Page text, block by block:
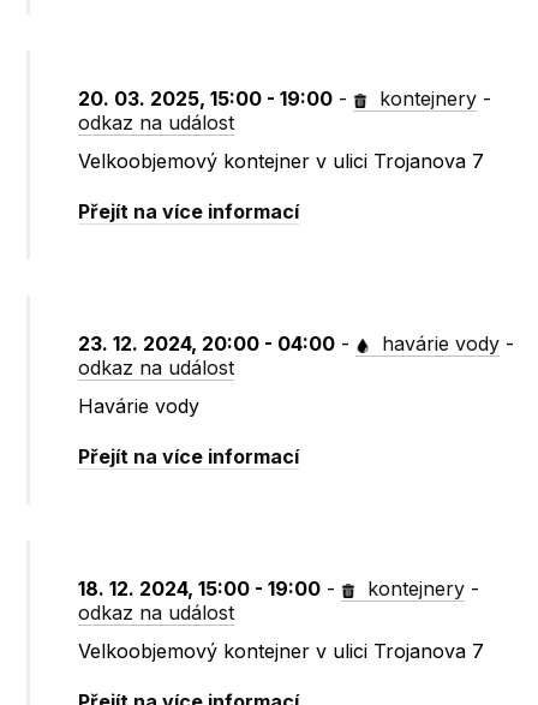
20. 03. 2025, 15:00 - 19:00 - kontejnery -
odkaz na událost
Velkoobjemový kontejner v ulici Trojanova 7
Přejít na více informací
23. 12. 2024, 20:00 - 04:00 - havárie vody -
odkaz na událost
Havárie vody
Přejít na více informací
18. 12. 2024, 15:00 - 19:00 - kontejnery -
odkaz na událost
Velkoobjemový kontejner v ulici Trojanova 7